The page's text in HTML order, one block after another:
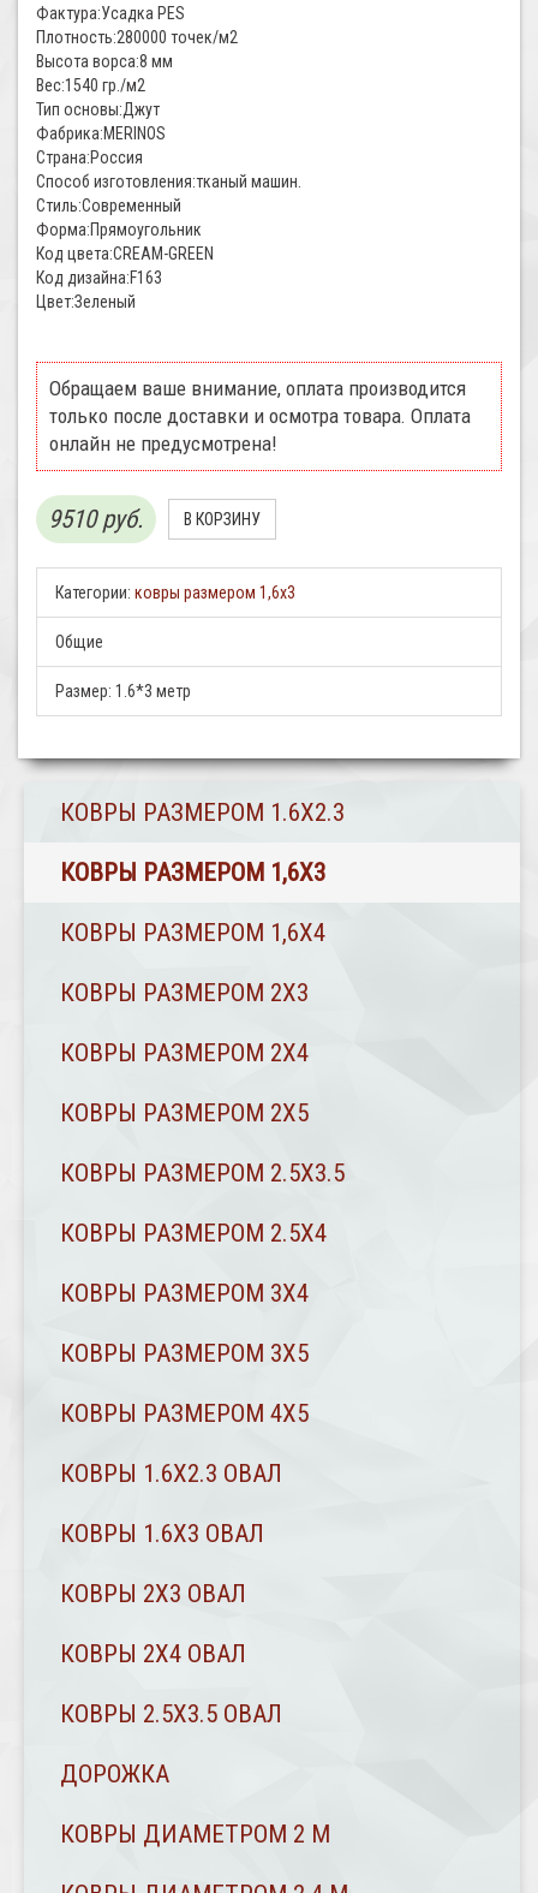
Фактура:Усадка PES
Плотность:280000 точек/м2
Высота ворса:8 мм
Вес:1540 гр./м2
Тип основы:Джут
Фабрика:MERINOS
Страна:Россия
Способ изготовления:тканый машин.
Стиль:Современный
Форма:Прямоугольник
Код цвета:CREAM-GREEN
Код дизайна:F163
Цвет:Зеленый
Обращаем ваше внимание, оплата производится
только после доставки и осмотра товара. Оплата
онлайн не предусмотрена!
9510 руб.
Категории: ковры размером 1,6х3
Общие
Размер: 1.6*3 метр
КОВРЫ РАЗМЕРОМ 1.6Х2.3
КОВРЫ РАЗМЕРОМ 1,6Х3
КОВРЫ РАЗМЕРОМ 1,6Х4
КОВРЫ РАЗМЕРОМ 2Х3
КОВРЫ РАЗМЕРОМ 2Х4
КОВРЫ РАЗМЕРОМ 2Х5
КОВРЫ РАЗМЕРОМ 2.5Х3.5
КОВРЫ РАЗМЕРОМ 2.5Х4
КОВРЫ РАЗМЕРОМ 3Х4
КОВРЫ РАЗМЕРОМ 3Х5
КОВРЫ РАЗМЕРОМ 4Х5
КОВРЫ 1.6Х2.3 ОВАЛ
КОВРЫ 1.6Х3 ОВАЛ
КОВРЫ 2X3 ОВАЛ
КОВРЫ 2Х4 ОВАЛ
КОВРЫ 2.5Х3.5 ОВАЛ
ДОРОЖКА
КОВРЫ ДИАМЕТРОМ 2 М